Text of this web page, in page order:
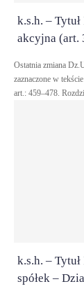
k.s.h. –
akcyjna (art.
Ostatnia zmiana Dz.U. 2024.96 Ostatnie zmiany
zaznaczone w
art.: 459–478.
k.s.h. –
spółek –